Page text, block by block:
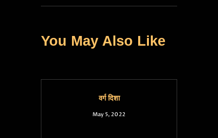
You May Also Like
वर्ग दिशा
May 5, 2022